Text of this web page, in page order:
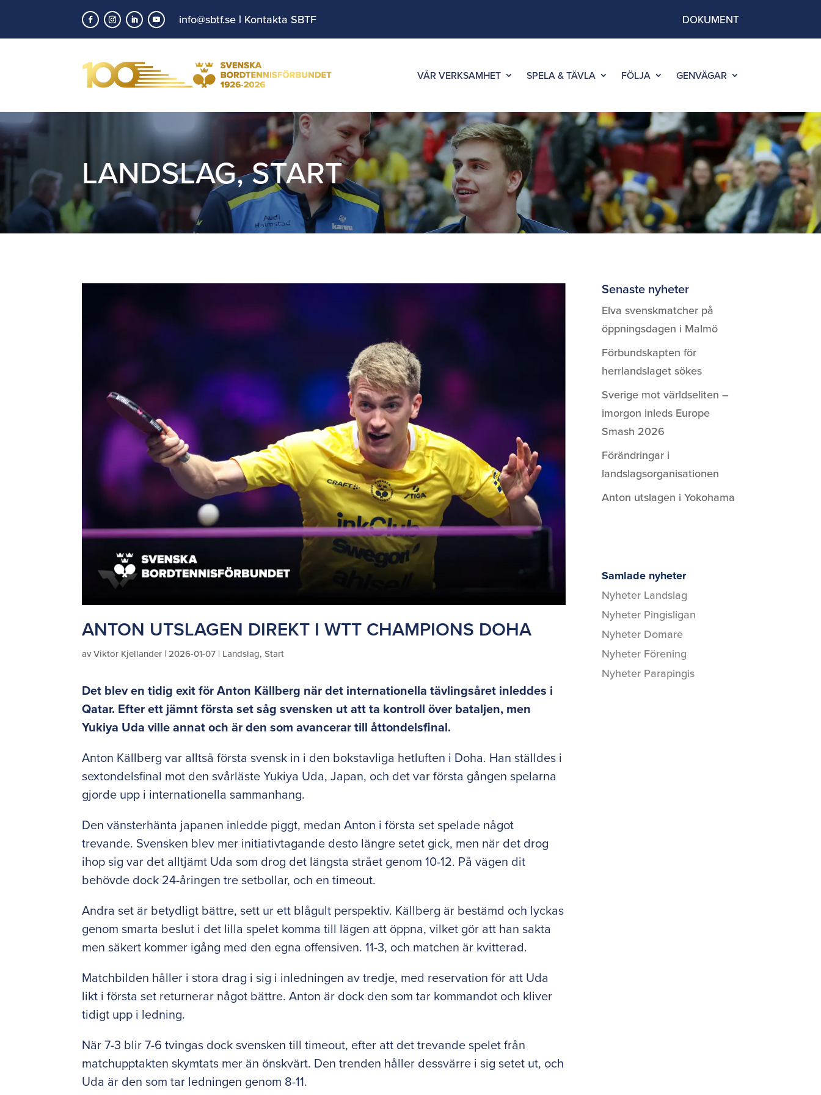
info@sbtf.se | Kontakta SBTF DOKUMENT
VÅR VERKSAMHET SPELA & TÄVLA FÖLJA GENVÄGAR
LANDSLAG,START
ANTON UTSLAGEN DIREKT I WTT CHAMPIONS DOHA
avViktor Kjellander |2026-01-07 | Landslag,Start
Det blev en tidig exit för Anton Källberg när det internationella tävlingsåret inleddes i
Qatar. Efter ett jämnt första set såg svensken ut att ta kontroll över bataljen, men
Yukiya Uda ville annat och är den som avancerar till åttondelsfinal.
Anton Källberg var alltså första svensk in i den bokstavliga hetluften i Doha. Han ställdes i
sextondelsfinal mot den svårläste Yukiya Uda, Japan, och det var första gången spelarna
gjorde upp i internationella sammanhang.
Den vänsterhänta japanen inledde piggt, medan Anton i första set spelade något
trevande. Svensken blev mer initiativtagande desto längre setet gick, men när det drog
ihop sig var det alltjämt Uda som drog det längsta strået genom 10-12. På vägen dit
behövde dock 24-åringen tre setbollar, och en timeout.
Andra set är betydligt bättre, sett ur ett blågult perspektiv. Källberg är bestämd och lyckas
genom smarta beslut i det lilla spelet komma till lägen att öppna, vilket gör att han sakta
men säkert kommer igång med den egna offensiven. 11-3, och matchen är kvitterad.
Matchbilden håller i stora drag i sig i inledningen av tredje, med reservation för att Uda
likt i första set returnerar något bättre. Anton är dock den som tar kommandot och kliver
tidigt upp i ledning.
När 7-3 blir 7-6 tvingas dock svensken till timeout, efter att det trevande spelet från
matchupptakten skymtats mer än önskvärt. Den trenden håller dessvärre i sig setet ut, och
Uda är den som tar ledningen genom 8-11.
Senaste nyheter
Elva svenskmatcher på
öppningsdagen i Malmö
Förbundskapten för
herrlandslaget sökes
Sverige mot världseliten –
imorgon inleds Europe
Smash 2026
Förändringar i
landslagsorganisationen
Anton utslagen i Yokohama
Samlade nyheter
Nyheter Landslag
Nyheter Pingisligan
Nyheter Domare
Nyheter Förening
Nyheter Parapingis